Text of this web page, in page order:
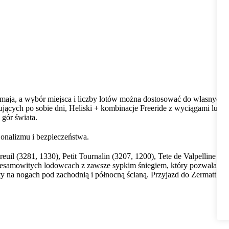
a wybór miejsca i liczby lotów można dostosować do własnych
po sobie dni, Heliski + kombinacje Freeride z wyciągami lub
świata.
i bezpieczeństwa.
(3281, 1330), Petit Tournalin (3207, 1200), Tete de Valpelline
lodowcach z zawsze sypkim śniegiem, który pozwala
nogach pod zachodnią i północną ścianą. Przyjazd do Zermatt i